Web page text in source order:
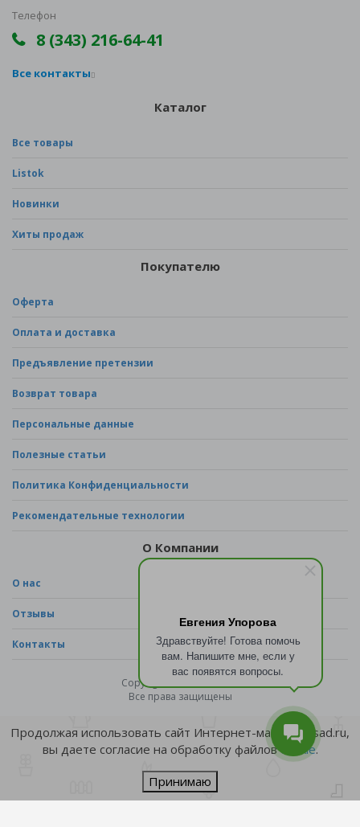
Евгения Упорова
Здравствуйте! Готова помочь
вам. Напишите мне, если у
вас появятся вопросы.
Телефон
8 (343) 216-64-41
Все контакты
Каталог
Все товары
Listok
Новинки
Хиты продаж
Покупателю
Оферта
Оплата и доставка
Предъявление претензии
Возврат товара
Персональные данные
Полезные статьи
Политика Конфиденциальности
Рекомендательные технологии
О Компании
О нас
Отзывы
Контакты
Copyright © 2026 - sad.ru
Все права защищены
Продолжая использовать сайт Интернет-магазина sad.ru,
вы даете согласие на обработку файловcookie.
Принимаю